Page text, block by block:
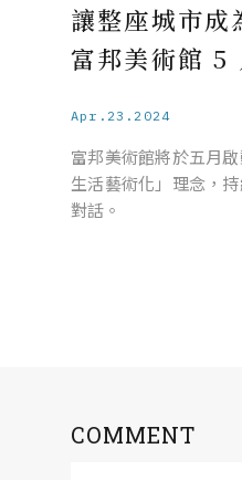
讓整座城市成
富邦美術館 5
Apr.23.2024
富邦美術館將於五月
生活藝術化」理念，
對話。
COMMENT